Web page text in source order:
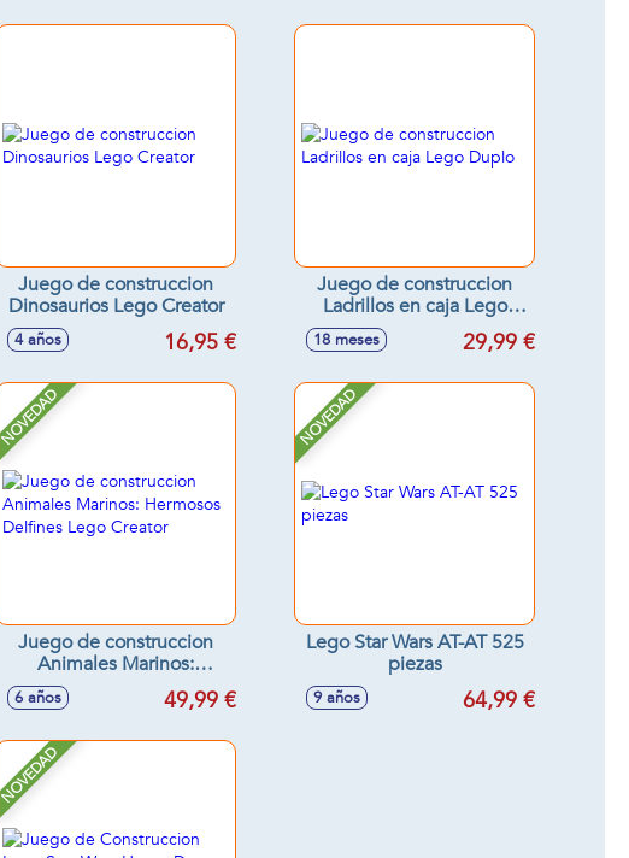
Juego de construccion
Dinosaurios Lego Creator
4 años 16,95 €
Juego de construccion
Ladrillos en caja Lego
18 meses 29,99 €
Juego de construccion
Animales Marinos:
Hermosos Delfines Lego
6 años 49,99 €
NOVEDAD
Lego Star Wars AT-AT 525
piezas
9 años 64,99 €